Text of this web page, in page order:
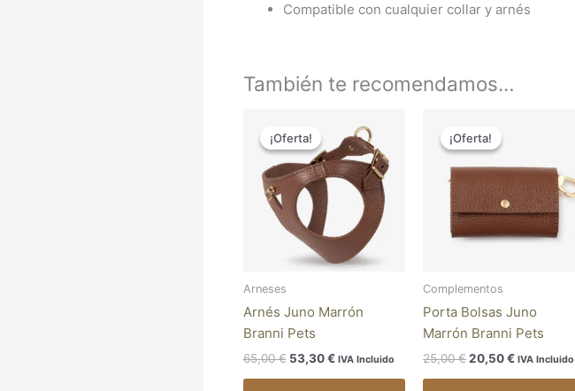
Compatible con cualquier collar y arnés
También te recomendamos…
¡Oferta!
¡Oferta!
Arneses
Arnés Juno Marrón
Branni Pets
65,00€
original
era:
65,00 €.
53,30€
precio
actual
es:
53,30 €.
IVA Incluido
producto
múltiples
variantes.
opciones
pueden
elegir
¡Oferta!
¡Oferta!
Complementos
Porta Bolsas Juno
Marrón Branni Pets
25,00€
original
25,00 €.
20,50€
20,50 €.
IVA Incluido